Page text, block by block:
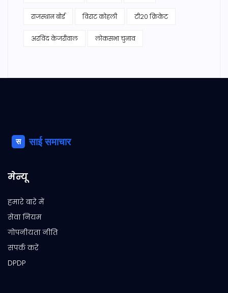
राजस्थान बोर्ड विराट कोहली टी20 क्रिकेट
अरविंद केजरीवाल लोकसभा चुनाव
मेन्यू
हमारे बारे में
सेवा नियम
गोपनीयता नीति
संपर्क करें
DPDP